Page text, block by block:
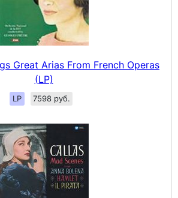
Great Arias From French Operas
(LP)
LP 7598 руб.